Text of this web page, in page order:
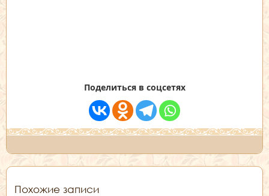
Поделиться в соцсетях
Похожие записи